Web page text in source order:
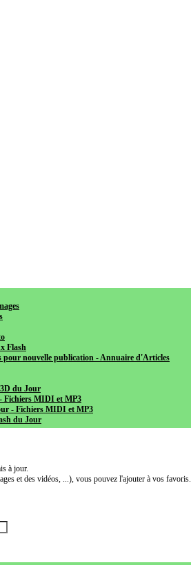
Flash
nouvelle publication - Annuaire d'Articles
du Jour
Fichiers MIDI et MP3
- Fichiers MIDI et MP3
du Jour
à jour.
et des vidéos, ...), vous pouvez l'ajouter à vos favoris.